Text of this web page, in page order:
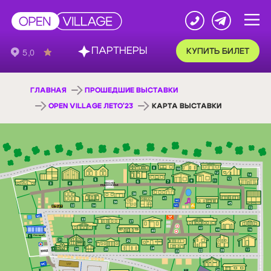
КУПИТЬ БИЛЕТ
ГЛАВНАЯ ПРОШЕДШИЕ ВЫСТАВКИ
OPEN VILLAGE ЛЕТО'23 КАРТА ВЫСТАВКИ